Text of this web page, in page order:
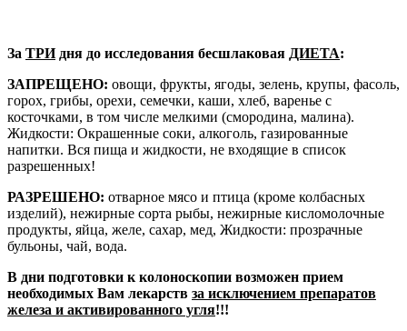
За ТРИдня до исследования бесшлаковая ДИЕТА:
ЗАПРЕЩЕНО: овощи, фрукты, ягоды, зелень, крупы, фасоль,
горох, грибы, орехи, семечки, каши, хлеб, варенье с
косточками, в том числе мелкими (смородина, малина).
Жидкости: Окрашенные соки, алкоголь, газированные
напитки. Вся пища и жидкости, не входящие в список
разрешенных!
РАЗРЕШЕНО: отварное мясо и птица (кроме колбасных
изделий), нежирные сорта рыбы, нежирные кисломолочные
продукты, яйца, желе, сахар, мед, Жидкости: прозрачные
бульоны, чай, вода.
В дни подготовки к колоноскопии возможен прием
необходимых Вам лекарств за исключением препаратов
железа и активированного угля!!!